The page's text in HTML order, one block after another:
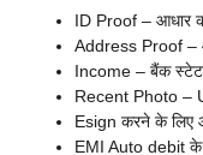
ID Proof – आधार
Address Proof –
Income – बैंक
Recent Photo –
Esign करने के लिए
EMI Auto debit के